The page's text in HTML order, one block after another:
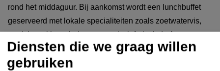
rond het middaguur. Bij aankomst wordt een lunchbuffet
geserveerd met lokale specialiteiten zoals zoetwatervis,
rundvlees, kip, salades, en exotisch fruit uit de Amazone.
In de middag staat een gemotoriseerde kanotocht op het
Diensten die we graag willen
gebruiken